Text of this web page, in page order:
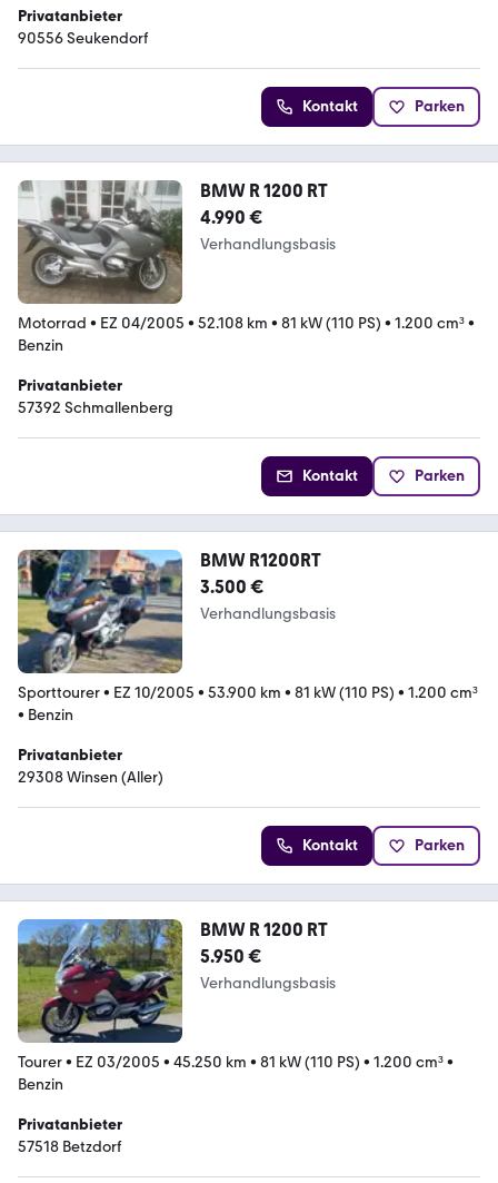
Privatanbieter
90556 Seukendorf
Kontakt Parken
BMW R 1200 RT
4.990 €
Verhandlungsbasis
Motorrad • EZ 04/2005 • 52.108 km • 81 kW (110 PS) • 1.200 cm³•
Benzin
Privatanbieter
57392 Schmallenberg
Kontakt Parken
BMW R1200RT
3.500 €
Verhandlungsbasis
Sporttourer• EZ 10/2005 • 53.900 km • 81 kW (110 PS) • 1.200 cm³
• Benzin
Privatanbieter
29308 Winsen (Aller)
Kontakt Parken
BMW R 1200 RT
5.950 €
Verhandlungsbasis
Tourer• EZ 03/2005 • 45.250 km • 81 kW (110 PS) • 1.200 cm³•
Benzin
Privatanbieter
57518 Betzdorf